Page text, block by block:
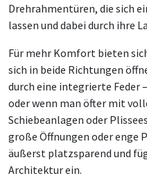
Drehrahmentüren, die sich
lassen und dabei durch ihre
Für mehr Komfort bieten
sich in beide Richtungen
durch eine integrierte Feder
oder wenn man öfter mit
Schiebeanlagen oder
große Öffnungen oder enge
äußerst platzsparend und
Architektur ein.